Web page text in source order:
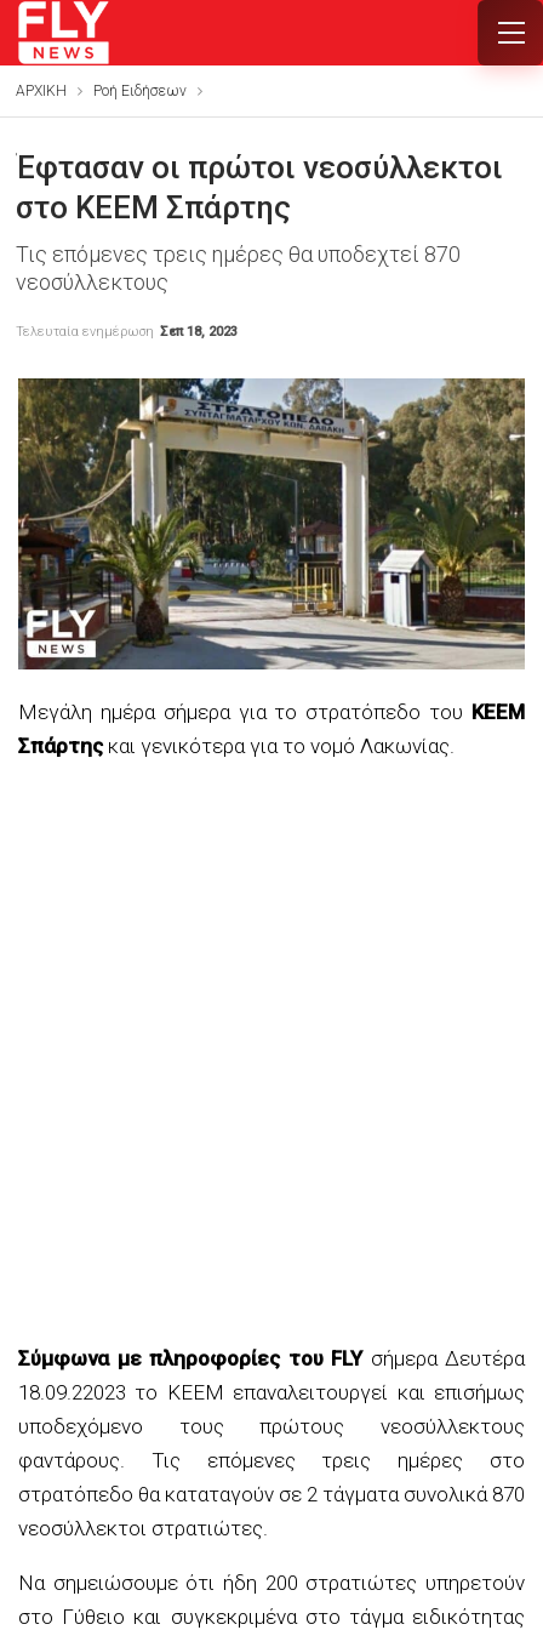
ΑΡΧΙΚΗ Ροή Ειδήσεων
Έφτασαν οι πρώτοι νεοσύλλεκτοι
στο ΚΕΕΜ Σπάρτης
Τις επόμενες τρεις ημέρες θα υποδεχτεί 870
νεοσύλλεκτους
Τελευταία ενημέρωση Σεπ 18, 2023
Μεγάλη ημέρα σήμερα για το στρατόπεδο του ΚΕΕΜ
Σπάρτηςκαι γενικότερα για το νομό Λακωνίας.
Σύμφωνα με πληροφορίες του FLYσήμερα Δευτέρα
18.09.22023 το ΚΕΕΜ επαναλειτουργεί και επισήμως
υποδεχόμενο τους πρώτους νεοσύλλεκτους
φαντάρους. Τις επόμενες τρεις ημέρες στο
στρατόπεδο θα καταταγούν σε 2 τάγματα συνολικά 870
νεοσύλλεκτοι στρατιώτες.
Να σημειώσουμε ότι ήδη 200 στρατιώτες υπηρετούν
στο Γύθειο και συγκεκριμένα στο τάγμα ειδικότητας